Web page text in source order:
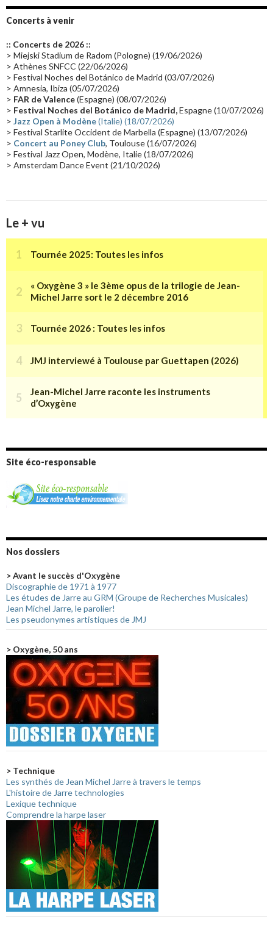
Groupe de Recherche Musicale
Passages radio Vidéo Jarrecast (16) Synthé 80's
Les concerts en Chine(16) Cinéma
Synthé Roland(15) Belgique(15)
(14) Astronomie (14) (14)
Tournée 2025(14) 2024(14) Chine(13)
Concerts à venir
:: Concerts de 2026 ::
> Miejski Stadium de Radom (Pologne) (19/06/2026)
> Athènes SNFCC (22/06/2026)
> Festival Noches del Botánico de Madrid (03/07/2026)
> Amnesia, Ibiza (05/07/2026)
> FAR de Valence(Espagne) (08/07/2026)
> Festival Noches del Botánico de Madrid,Espagne (10/07/2026)
> Jazz Open à Modène(Italie) (18/07/2026)
> Festival Starlite Occident de Marbella (Espagne) (13/07/2026)
> Concert au Poney Club, Toulouse (16/07/2026)
> Festival Jazz Open, Modène, Italie (18/07/2026)
> Amsterdam Dance Event (21/10/2026)
Le + vu
Site éco-responsable
Nos dossiers
> Avant le succès d'Oxygène
Discographie de 1971 à 1977
Les études de Jarre au GRM (Groupe de Recherches Musicales)
Jean Michel Jarre, le parolier!
Les pseudonymes artistiques de JMJ
> Oxygène, 50 ans
> Technique
Les synthés de Jean Michel Jarre à travers le temps
L'histoire de Jarre technologies
Lexique technique
Comprendre la harpe laser